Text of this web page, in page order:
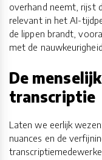
overhand neemt, rijst
relevant in het AI-
de lippen brandt,
met de
De
transcriptie
Laten we eerlijk
nuances en de